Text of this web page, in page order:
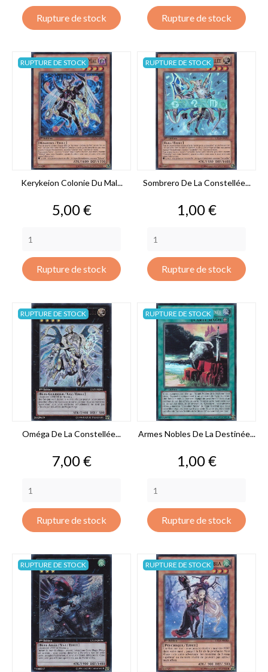
Rupture de stock Rupture de stock
Kerykeion Colonie Du Mal...
Prix
5,00 €
Rupture de stock
RUPTURE DE STOCK
Sombrero De La Constellée...
Prix
1,00 €
Rupture de stock
RUPTURE DE STOCK
Oméga De La Constellée...
Prix
7,00 €
Rupture de stock
RUPTURE DE STOCK
Armes Nobles De La Destinée...
Prix
1,00 €
Rupture de stock
RUPTURE DE STOCK
RUPTURE DE STOCK RUPTURE DE STOCK